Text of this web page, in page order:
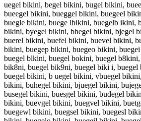
uegel bikini, begel bikini, bugel bikini,
bueegel bikini, bueggel bikini, buegeel
buegle bikini, buege lbikini, buegelb ikini,
bikini, byegel bikini, bhegel bikini, bjegel
buerel bikini, buefel bikini, buevel bikini,
bikini, buegep bikini, buegeo bikini,
buegel blkini, buegel bokini, buegel
bik8ni, buegel bik9ni, buegel biki i,
buegel bikini, b uegel bikini, vbuegel
bikini, buhegel bikini, bjuegel bikini,
busegel bikini, buesgel bikini, budegel
bikini, buevgel bikini, buegvel bikini,
buegewl bikini, buegsel bikini, buegesl